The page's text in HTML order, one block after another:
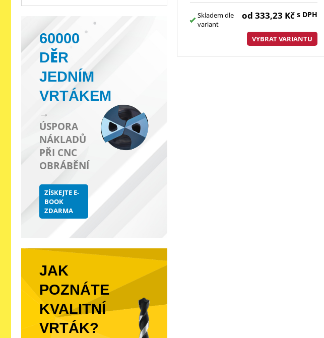
Skladem dle
variant
od333,23 Kčs DPH
VYBRAT VARIANTU
60000
DĚR
JEDNÍM
VRTÁKEM
→
ÚSPORA
NÁKLADŮ
PŘI CNC
OBRÁBĚNÍ
ZÍSKEJTE E-
BOOK
ZDARMA
JAK
POZNÁTE
KVALITNÍ
VRTÁK?